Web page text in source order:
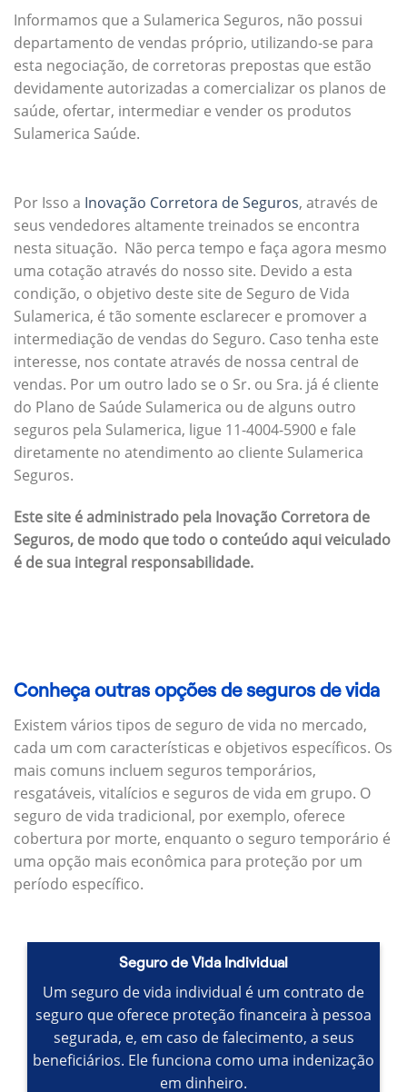
Informamos que a Sulamerica Seguros, não possui
departamento de vendas próprio, utilizando-se para
esta negociação, de corretoras prepostas que estão
devidamente autorizadas a comercializar os planos de
saúde, ofertar, intermediar e vender os produtos
Sulamerica Saúde.
Por Isso a Inovação Corretora de Seguros, através de
seus vendedores altamente treinados se encontra
nesta situação. Não perca tempo e faça agora mesmo
uma cotação através do nosso site. Devido a esta
condição, o objetivo deste site de Seguro de Vida
Sulamerica, é tão somente esclarecer e promover a
intermediação de vendas do Seguro. Caso tenha este
interesse, nos contate através de nossa central de
vendas. Por um outro lado se o Sr. ou Sra. já é cliente
do Plano de Saúde Sulamerica ou de alguns outro
seguros pela Sulamerica, ligue 11-4004-5900 e fale
diretamente no atendimento ao cliente Sulamerica
Seguros.
Este site é administrado pela Inovação Corretora de
Seguros, de modo que todo o conteúdo aqui veiculado
é de sua integral responsabilidade.
Conheça outras opções de seguros de vida
Existem vários tipos de seguro de vida no mercado,
cada um com características e objetivos específicos. Os
mais comuns incluem seguros temporários,
resgatáveis, vitalícios e seguros de vida em grupo. O
seguro de vida tradicional, por exemplo, oferece
cobertura por morte, enquanto o seguro temporário é
uma opção mais econômica para proteção por um
período específico.
Seguro de Vida Individual
Um seguro de vida individual é um contrato de
seguro que oferece proteção financeira à pessoa
segurada, e, em caso de falecimento, a seus
beneficiários. Ele funciona como uma indenização
em dinheiro.